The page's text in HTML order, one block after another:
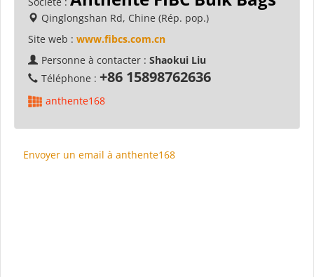
Qinglongshan Rd, Chine (Rép. pop.)
Site web : www.fibcs.com.cn
Personne à contacter : Shaokui Liu
Téléphone : +86 15898762636
anthente168
Envoyer un email à anthente168